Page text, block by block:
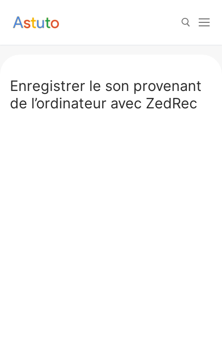
Enregistrer le son provenant
de l’ordinateur avec ZedRec